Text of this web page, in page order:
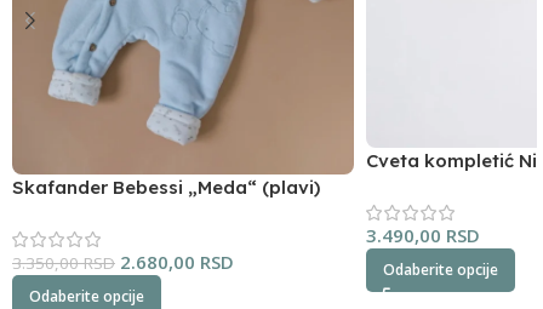
Skafander Bebessi „Meda“ (plavi)
3.350,00RSD 2.680,00 RSD
Odaberite opcije
Cveta kompletić
3.490,00 RSD
Odaberite opcije